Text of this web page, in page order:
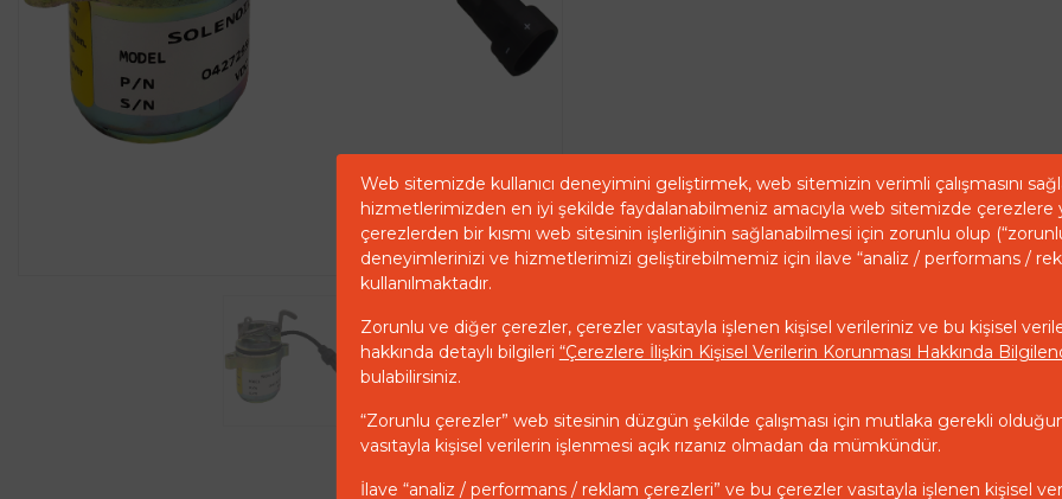
Web sitemizde kullanıcı deneyimini geliştirmek, web sitemizin verimli çalışmasını
hizmetlerimizden en iyi şekilde faydalanabilmeniz amacıyla web sitemizde çerezlere
çerezlerden bir kısmı web sitesinin işlerliğinin sağlanabilmesi için zorunlu olup
deneyimlerinizi ve hizmetlerimizi geliştirebilmemiz için ilave “analiz / performans /
kullanılmaktadır.
Zorunlu ve diğer çerezler, çerezler vasıtayla işlenen kişisel verileriniz ve bu kişisel
hakkında detaylı bilgileri “Çerezlere İlişkin Kişisel Verilerin Korunması Hakkında
bulabilirsiniz.
“Zorunlu çerezler” web sitesinin düzgün şekilde çalışması için mutlaka gerekli
vasıtayla kişisel verilerin işlenmesi açık rızanız olmadan da mümkündür.
İlave “analiz / performans / reklam çerezleri” ve bu çerezler vasıtayla işlenen kişisel